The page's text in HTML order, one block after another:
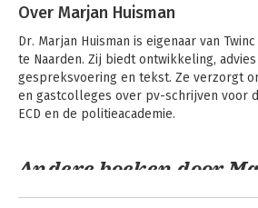
Over Marjan Huisman
Dr. Marjan Huisman is eigenaar van
te Naarden. Zij biedt ontwikkeling,
gespreksvoering en tekst. Ze verzorgt
en gastcolleges over pv-schrijven voor
ECD en de politieacademie.
Andere boeken door